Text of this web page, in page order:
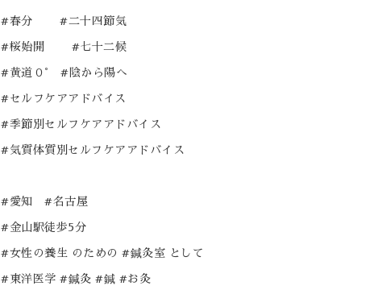
#春分 #二十四節気
#桜始開 #七十二候
#黄道０° #陰から陽へ
#セルフケアアドバイス
#季節別セルフケアアドバイス
#気質体質別セルフケアアドバイス
#愛知 #名古屋
#金山駅徒歩5分
#女性の養生 のための #鍼灸室 として
#東洋医学 #鍼灸 #鍼 #お灸